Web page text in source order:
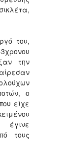
του,
την
ο
είχε
τους